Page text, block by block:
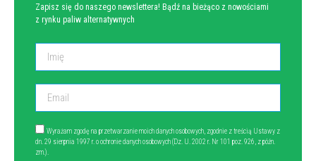
Zapisz się do naszego newslettera! Bądź na bieżąco z nowościami
z rynku paliw alternatywnych
Wyrażam zgodę na przetwarzanie moich danych osobowych, zgodnie z treścią Ustawy z
dn. 29 sierpnia 1997 r. o ochronie danych osobowych (Dz. U. 2002 r. Nr 101 poz. 926, z późn.
zm.).